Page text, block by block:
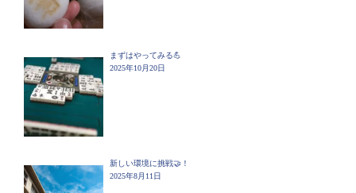
まずはやってみる💪
2025年10月20日
新しい環境に挑戦🤝！
2025年8月11日